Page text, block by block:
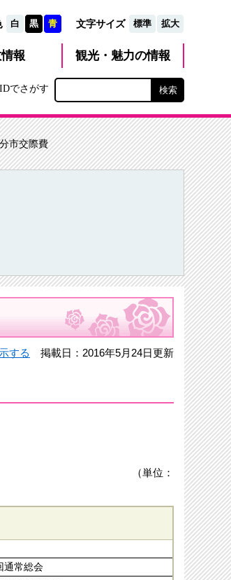
白 黒 青 文字サイズ 標準 拡大
情報 観光・魅力の情報
でさがす
市交際費
する 掲載日：2016年5月24日更新
（単位：
通常総会